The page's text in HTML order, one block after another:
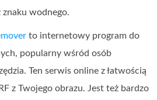
znaku wodnego.
to internetowy program do
popularny wśród osób
Ten serwis online z łatwością
z Twojego obrazu. Jest też bardzo